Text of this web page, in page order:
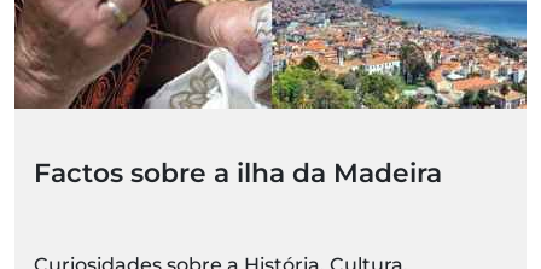
Factos sobre a ilha da Madeira